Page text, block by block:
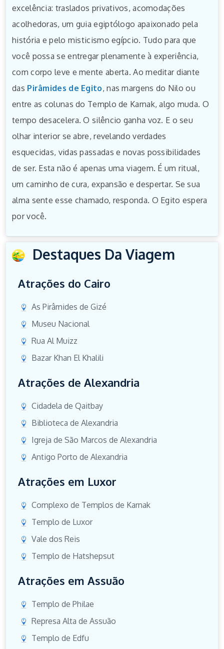
excelência: traslados privativos, acomodações
acolhedoras, um guia egiptólogo apaixonado pela
história e pelo misticismo egípcio. Tudo para que
você possa se entregar plenamente à experiência,
com corpo leve e mente aberta. Ao meditar diante
das Pirâmides de Egito, nas margens do Nilo ou
entre as colunas do Templo de Karnak, algo muda. O
tempo desacelera. O silêncio ganha voz. E o seu
olhar interior se abre, revelando verdades
esquecidas, vidas passadas e novas possibilidades
de ser. Esta não é apenas uma viagem. É um ritual,
um caminho de cura, expansão e despertar. Se sua
alma sente esse chamado, responda. O Egito espera
por você.
Destaques Da Viagem
Atrações do Cairo
As Pirâmides de Gizé
Museu Nacional
Rua Al Muizz
Bazar Khan El Khalili
Atrações de Alexandria
Cidadela de Qaitbay
Biblioteca de Alexandria
Igreja de São Marcos de Alexandria
Antigo Porto de Alexandria
Atrações em Luxor
Complexo de Templos de Karnak
Templo de Luxor
Vale dos Reis
Templo de Hatshepsut
Atrações em Assuão
Templo de Philae
Represa Alta de Assuão
Templo de Edfu